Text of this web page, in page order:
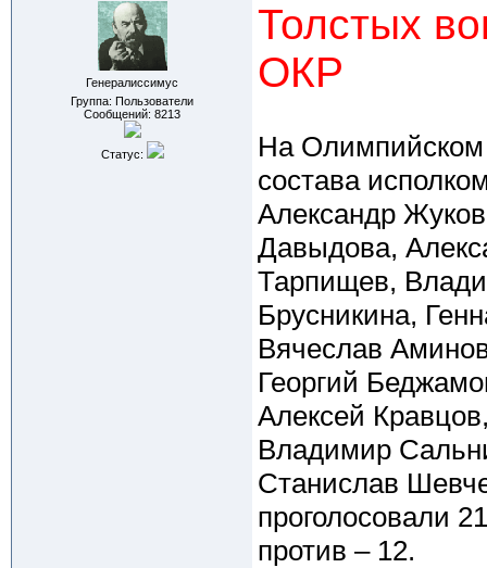
Генералиссимус
Группа: Пользователи
Сообщений: 8213
Статус:
Толстых
ОКР
На Олимпийском
состава
Александр
Давыдова,
Тарпищев,
Брусникина,
Вячеслав
Георгий
Алексей
Владимир
Станислав
проголосовали
против – 12.